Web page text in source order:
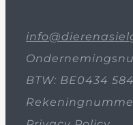
BTW: BE0434